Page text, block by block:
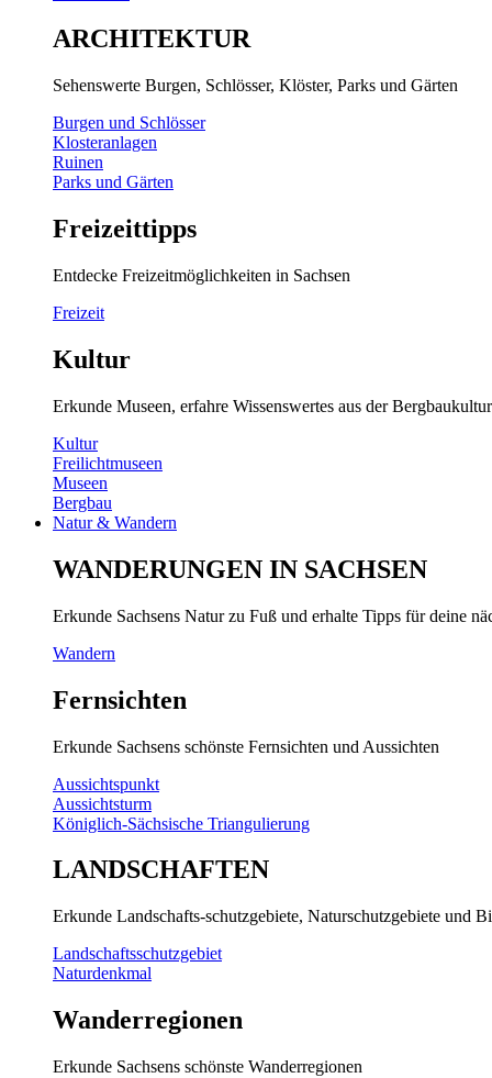
ARCHITEKTUR
Sehenswerte Burgen, Schlösser, Klöster, Parks und Gärten
Burgen und Schlösser
Klosteranlagen
Ruinen
Parks und Gärten
Freizeittipps
Entdecke Freizeitmöglichkeiten in Sachsen
Freizeit
Kultur
Erkunde Museen, erfahre Wissenswertes aus der
Kultur
Freilichtmuseen
Museen
Bergbau
Natur & Wandern
WANDERUNGEN IN SACHSEN
Erkunde Sachsens Natur zu Fuß und erhalte Tipps für deine
Wandern
Fernsichten
Erkunde Sachsens schönste Fernsichten und Aussichten
Aussichtspunkt
Aussichtsturm
Königlich-Sächsische Triangulierung
LANDSCHAFTEN
Erkunde Landschafts-schutzgebiete, Naturschutzgebiete und
Landschaftsschutzgebiet
Naturdenkmal
Wanderregionen
Erkunde Sachsens schönste Wanderregionen